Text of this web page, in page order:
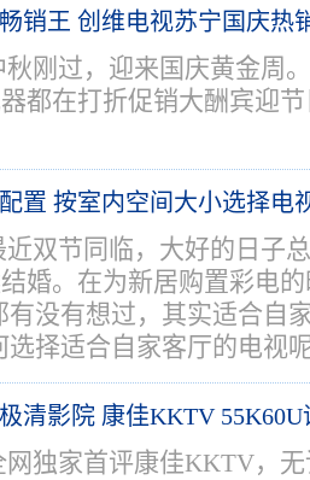
销王 创维电视苏宁国庆热
秋刚过，迎来国庆黄金周
都在打折促销大酬宾迎
置 按室内空间大小选择电
近双节同临，大好的日子
婚。在为新居购置彩电
有没有想过，其实适合自
选择适合自家客厅的电视
清影院 康佳KKTV 55K60U
网独家首评康佳KKTV，